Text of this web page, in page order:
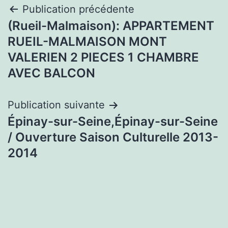
Navigation
de
l’article
Publication précédente
(Rueil-Malmaison): APPARTEMENT
RUEIL-MALMAISON MONT
VALERIEN 2 PIECES 1 CHAMBRE
AVEC BALCON
Publication suivante
Épinay-sur-Seine,Épinay-sur-Seine
/ Ouverture Saison Culturelle 2013-
2014